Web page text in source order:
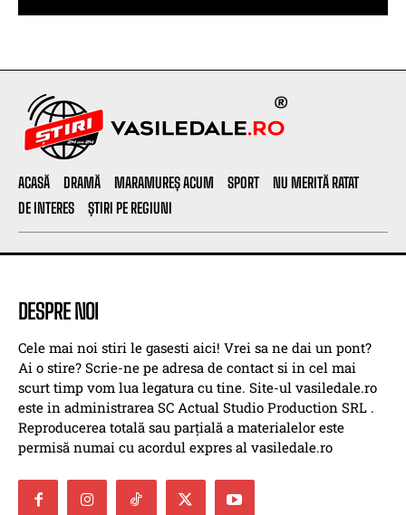
ACASĂ DRAMĂ MARAMUREȘ ACUM SPORT
NU MERITĂ RATAT
DE INTERES
ȘTIRI PE REGIUNI
DESPRE NOI
Cele mai noi stiri le gasesti aici! Vrei sa ne dai un pont?
Ai o stire? Scrie-ne pe adresa de contact si in cel mai
scurt timp vom lua legatura cu tine. Site-ul vasiledale.ro
este in administrarea SC Actual Studio Production SRL .
Reproducerea totală sau parțială a materialelor este
permisă numai cu acordul expres al vasiledale.ro